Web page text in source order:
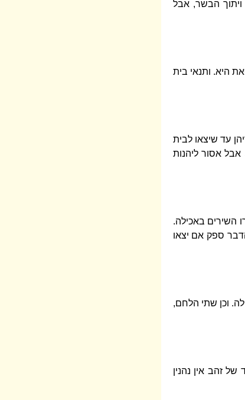
ויתוך הבשר, אבל
היא. ותנאי בית
עד שיצאו לבית
אסור ליהנות
השירים באכילה.
ספק אם יצאו
וכן שתי הלחם,
זהב אין נהנין